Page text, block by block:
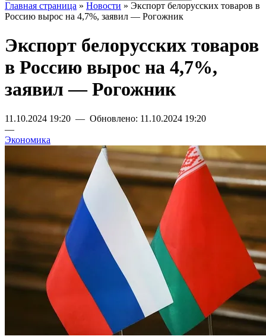
Главная страница » Новости » Экспорт белорусских товаров в
Россию вырос на 4,7%, заявил — Рогожник
Экспорт белорусских товаров
в Россию вырос на 4,7%,
заявил — Рогожник
11.10.2024 19:20 — Обновлено: 11.10.2024 19:20
—
Экономика